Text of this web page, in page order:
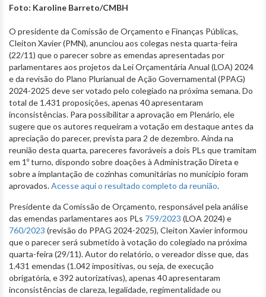
Foto: Karoline Barreto/CMBH
O presidente da Comissão de Orçamento e Finanças Públicas,
Cleiton Xavier (PMN), anunciou aos colegas nesta quarta-feira
(22/11) que o parecer sobre as emendas apresentadas por
parlamentares aos projetos da Lei Orçamentária Anual (LOA) 2024
e da revisão do Plano Plurianual de Ação Governamental (PPAG)
2024-2025 deve ser votado pelo colegiado na próxima semana. Do
total de 1.431 proposições, apenas 40 apresentaram
inconsistências. Para possibilitar a aprovação em Plenário, ele
sugere que os autores requeiram a votação em destaque antes da
apreciação do parecer, prevista para 2 de dezembro. Ainda na
reunião desta quarta, pareceres favoráveis a dois PLs que tramitam
em 1º turno, dispondo sobre doações à Administração Direta e
sobre a implantação de cozinhas comunitárias no município foram
aprovados.Acesse aqui o resultado completo da reunião.
Presidente da Comissão de Orçamento, responsável pela análise
das emendas parlamentares aos PLs 759/2023 (LOA 2024) e
760/2023 (revisão do PPAG 2024-2025), Cleiton Xavier informou
que o parecer será submetido à votação do colegiado na próxima
quarta-feira (29/11). Autor do relatório, o vereador disse que, das
1.431 emendas (1.042 impositivas, ou seja, de execução
obrigatória, e 392 autorizativas), apenas 40 apresentaram
inconsistências de clareza, legalidade, regimentalidade ou